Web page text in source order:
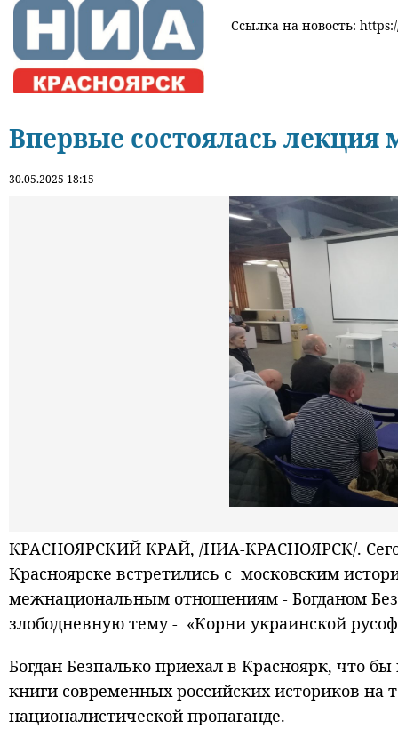
Ссылка на новость:
Впервые состоялась лекция
30.05.2025 18:15
КРАСНОЯРСКИЙ КРАЙ, /НИА-КРАСНОЯРСК/.
Красноярске встретились с московским
межнациональным отношениям - Богданом
злободневную тему - «Корни украинской
Богдан Безпалько приехал в Красноярк, что
книги современных российских историков
националистической пропаганде.